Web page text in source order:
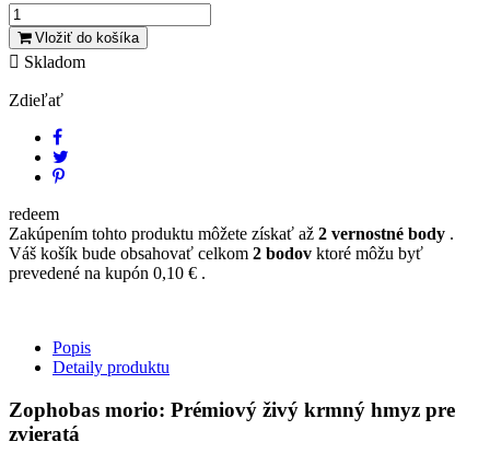
Vložiť do košíka
 Skladom
Zdieľať
redeem
Zakúpením tohto produktu môžete získať až 2 vernostné body .
Váš košík bude obsahovať celkom 2 bodov ktoré môžu byť
prevedené na kupón 0,10 € .
Popis
Detaily produktu
Zophobas morio: Prémiový živý krmný hmyz pre
zvieratá